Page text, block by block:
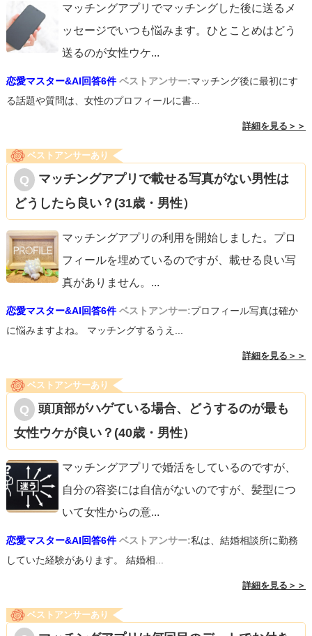
マッチングアプリでマッチングした後に送るメ
ッセージでいつも悩みます。ひとことめはどう
送るのが女性ウケ...
恋愛マスター&AI回答6件 ベストアンサー:マッチング後に最初にす
る話題や質問は、女性のプロフィールに書...
詳細を見る＞＞
ベストアンサーあり
マッチングアプリで載せる写真がない男性は
どうしたら良い？(31歳・男性）
マッチングアプリの利用を開始しました。プロ
フィールを埋めているのですが、載せる良い写
真がありません。 ...
恋愛マスター&AI回答6件 ベストアンサー:プロフィール写真は確か
に悩みますよね。 マッチングするうえ...
詳細を見る＞＞
ベストアンサーあり
頭頂部がハゲている場合、どうするのが最も
女性ウケが良い？(40歳・男性）
マッチングアプリで婚活をしているのですが、
自分の容姿には自信がないのですが、髪型につ
いて女性からの意...
恋愛マスター&AI回答6件 ベストアンサー:私は、結婚相談所に勤務
していた経験があります。 結婚相...
詳細を見る＞＞
ベストアンサーあり